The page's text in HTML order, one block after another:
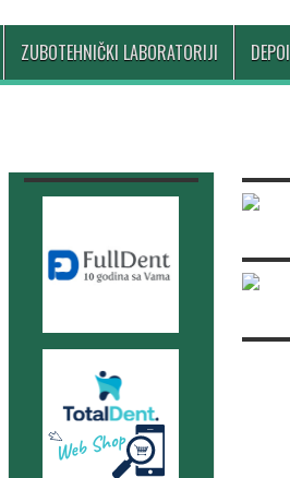
ZUBOTEHNIČKI LABORATORIJI DEPOI